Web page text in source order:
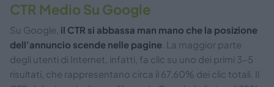
CTR Medio Su Google
Su Google, il CTR si abbassa man mano che la posizione
dell'annuncio scende nelle pagine . La maggior parte
degli utenti di Internet, infatti, fa clic su uno dei primi 3-5
risultati, che rappresentano circa il 67,60% dei clic totali. Il